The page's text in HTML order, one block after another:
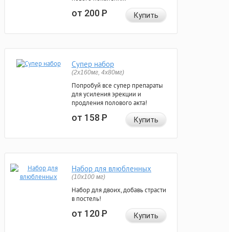
от 200Р Купить
Супер набор
(2х160мг, 4х80мг)
Попробуй все супер препараты
для усиления эрекции и
продления полового акта!
от 158Р Купить
Набор для влюбленных
(10х100 мг)
Набор для двоих, добавь страсти
в постель!
от 120Р Купить